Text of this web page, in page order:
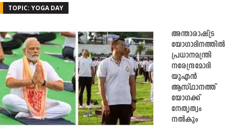
TOPIC: YOGA DAY
അന്താരാഷ്ട്ര
യോഗാദിനത്തിൽ
പ്രധാനമന്ത്രി
നരേന്ദ്രമോദി
യുഎൻ
ആസ്ഥാനത്ത്
യോഗക്ക്
നേതൃത്വം
നൽകും